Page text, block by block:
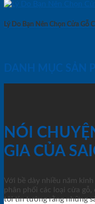
Lý Do Bạn Nên Chọn Cửa Gỗ
DANH MỤC SẢN
NÓI
GIA CỦA
Với bề dày nhiều năm
phân phối các loại cửa
tôi tin tưởng rằng những